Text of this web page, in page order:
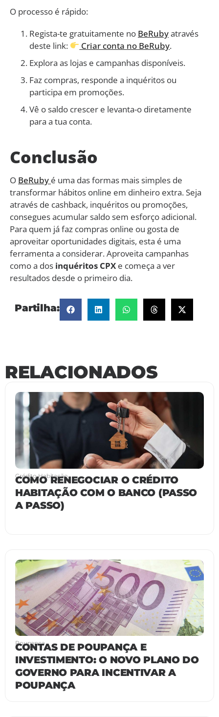
O processo é rápido:
Regista-te gratuitamente no BeRubyatravés
deste link:
Criar conta no BeRuby.
Explora as lojas e campanhas disponíveis.
Faz compras, responde a inquéritos ou
participa em promoções.
Vê o saldo crescer e levanta-o diretamente
para a tua conta.
Conclusão
O BeRuby é uma das formas mais simples de
transformar hábitos online em dinheiro extra. Seja
através de cashback, inquéritos ou promoções,
consegues acumular saldo sem esforço adicional.
Para quem já faz compras online ou gosta de
aproveitar oportunidades digitais, esta é uma
ferramenta a considerar. Aproveita campanhas
como a dos inquéritos CPX e começa a ver
resultados desde o primeiro dia.
Partilha:
RELACIONADOS
Crédito Habitação
COMO RENEGOCIAR O CRÉDITO
HABITAÇÃO COM O BANCO (PASSO
A PASSO)
Poupança
CONTAS DE POUPANÇA E
INVESTIMENTO: O NOVO PLANO DO
GOVERNO PARA INCENTIVAR A
POUPANÇA